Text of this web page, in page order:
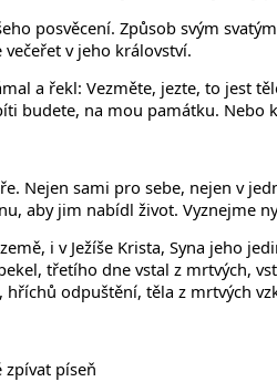
posvěcení. Způsob svým
v jeho království.
a řekl: Vezměte, jezte, to jest
budete, na mou památku.
Nejen sami pro sebe, nejen v
aby jim nabídl život. Vyznejme
i v Ježíše Krista, Syna jeho
třetího dne vstal z mrtvých,
odpuštění, těla z mrtvých
zpívat píseň